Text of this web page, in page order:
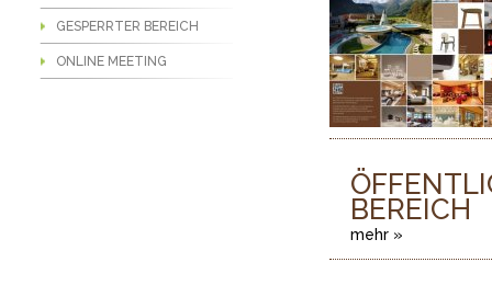
GESPERRTER BEREICH
ONLINE MEETING
BEREICH
mehr »